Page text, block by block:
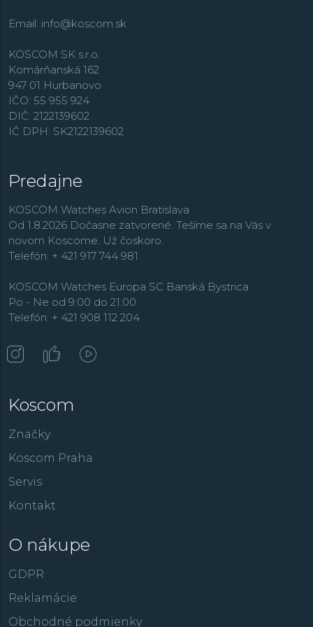
Email: info@koscom.sk
KOSCOM SK s.r.o.
Komárňanská 162
947 01 Hurbanovo
IČO: 55 955 924
DIČ: 2122139602
IČ DPH: SK2122139602
Predajne
KOSCOM Watches Avion Bratislava
Od 1.8.2026 Dočasne zatvorené. Tešíme sa na Vás v
novom Koscome. Už čoskoro.
Telefón: + 421 917 744 981
KOSCOM Watches Europa SC Banská Bystrica
Po - Ne od 9:00 do 21:00
Telefón: + 421 908 112 204
Koscom
Značky
Koscom Praha
Servis
Kontakt
O nákupe
GDPR
Reklamácie
Obchodné podmienky